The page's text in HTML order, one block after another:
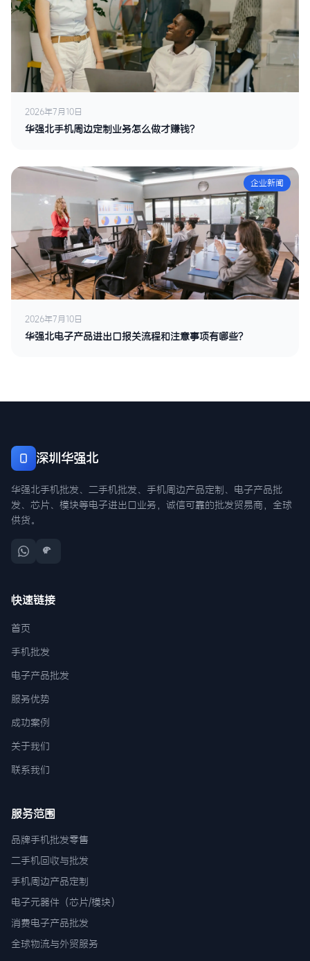
2026年7月10日
华强北手机周边定制业务怎么做才赚钱？
企业新闻
2026年7月10日
华强北电子产品进出口报关流程和注意事项有哪些？
深圳华强北
华强北手机批发、二手机批发、手机周边产品定制、电子产品批
发、芯片、模块等电子进出口业务，诚信可靠的批发贸易商，全球
供货。
快速链接
首页
手机批发
电子产品批发
服务优势
成功案例
关于我们
联系我们
服务范围
品牌手机批发零售
二手机回收与批发
手机周边产品定制
电子元器件（芯片/模块）
消费电子产品批发
全球物流与外贸服务